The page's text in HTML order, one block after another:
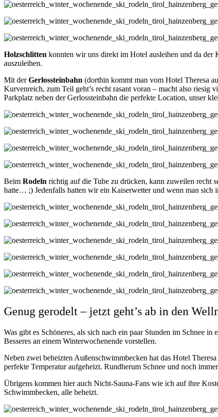
Holzschlitten konnten wir uns direkt im Hotel ausleihen und da der
auszuleihen.
Mit derGerlossteinbahn (dorthin kommt man vom Hotel Theresa
Kurvenreich, zum Teil geht’s recht rasant voran – macht also riesig
Parkplatz neben der Gerlossteinbahn die perfekte Location, unser
Beim Rodeln richtig auf die Tube zu drücken, kann zuweilen recht
hatte… ;) Jedenfalls hatten wir ein Kaiserwetter und wenn man sich
Genug gerodelt – jetzt geht’s ab in den
Was gibt es Schöneres, als sich nach ein paar Stunden im Schnee
Besseres an einem Winterwochenende vorstellen.
Neben zwei beheizten Außenschwimmbecken hat das Hotel
perfekte Temperatur aufgeheizt. Rundherum Schnee und noch
Übrigens kommen hier auch Nicht-Sauna-Fans wie ich auf ihre
Schwimmbecken, alle beheizt.